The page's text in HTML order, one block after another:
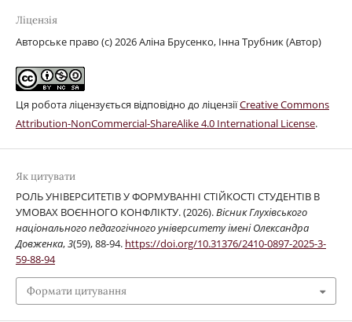
Ліцензія
Авторське право (c) 2026 Аліна Брусенко, Інна Трубник (Автор)
Ця робота ліцензується відповідно до ліцензіїCreative Commons
Attribution-NonCommercial-ShareAlike 4.0 International License.
Як цитувати
РОЛЬ УНІВЕРСИТЕТІВ У ФОРМУВАННІ СТІЙКОСТІ СТУДЕНТІВ В
УМОВАХ ВОЄННОГО КОНФЛІКТУ. (2026).Вісник Глухівського
національного педагогічного університету імені Олександра
Довженка,3(59), 88-94. https://doi.org/10.31376/2410-0897-2025-3-
59-88-94
Формати цитування